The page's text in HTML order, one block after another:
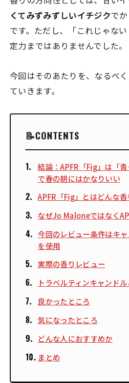
くてみずみずしいイチジクで
です。ただし、「これじゃな
定力まではありませんでした。
今回はそのあたりを、なるべ
ていきます。
CONTENTS
結論：APFR「Fig」は「
で春の朝にはかなりいい
APFR「Fig」とはどんな
なぜJo Maloneではなく
今回のレビュー条件はキ
を使用
実際の香りレビュー
トラベルティンキャンド
良かったところ
気になったところ
どんな人におすすめか
まとめ